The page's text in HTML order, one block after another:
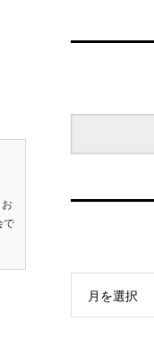
で
月を選択